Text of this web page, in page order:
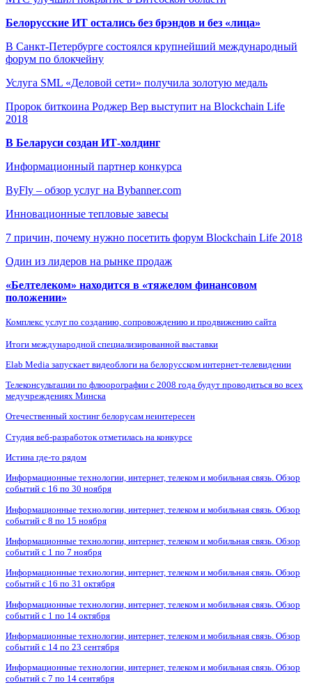
Белорусские ИТ остались без брэндов и без «лица»
В Санкт-Петербурге состоялся крупнейший международный
форум по блокчейну
Услуга SML «Деловой сети» получила золотую медаль
Пророк биткоина Роджер Вер выступит на Blockchain Life
2018
В Беларуси создан ИТ-холдинг
Информационный партнер конкурса
ByFly – обзор услуг на Bybanner.com
Инновационные тепловые завесы
7 причин, почему нужно посетить форум Blockchain Life 2018
Один из лидеров на рынке продаж
«Белтелеком» находится в «тяжелом финансовом
положении»
Комплекс услуг по созданию, сопровождению и продвижению сайта
Итоги международной специализированной выставки
Elab Media запускает видеоблоги на белорусском интернет-телевидении
Телеконсультации по флюорографии с 2008 года будут проводиться во всех
медучреждениях Минска
Отечественный хостинг белорусам неинтересен
Студия веб-разработок отметилась на конкурсе
Истина где-то рядом
Информационные технологии, интернет, телеком и мобильная связь. Обзор
событий с 16 по 30 ноября
Информационные технологии, интернет, телеком и мобильная связь. Обзор
событий с 8 по 15 ноября
Информационные технологии, интернет, телеком и мобильная связь. Обзор
событий с 1 по 7 ноября
Информационные технологии, интернет, телеком и мобильная связь. Обзор
событий с 16 по 31 октября
Информационные технологии, интернет, телеком и мобильная связь. Обзор
событий с 1 по 14 октября
Информационные технологии, интернет, телеком и мобильная связь. Обзор
событий с 14 по 23 сентября
Информационные технологии, интернет, телеком и мобильная связь. Обзор
событий с 7 по 14 сентября